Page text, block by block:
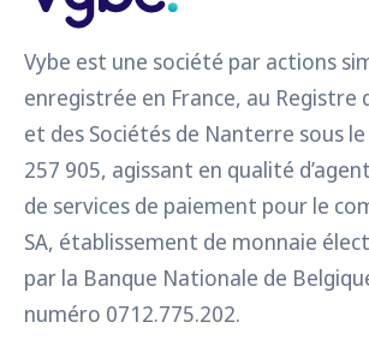
Vybe est une société par actions
enregistrée en France, au Registre
et des Sociétés de Nanterre sous
257 905, agissant en qualité
de services de paiement pour le
SA, établissement de monnaie
par la Banque Nationale de
numéro 0712.775.202.